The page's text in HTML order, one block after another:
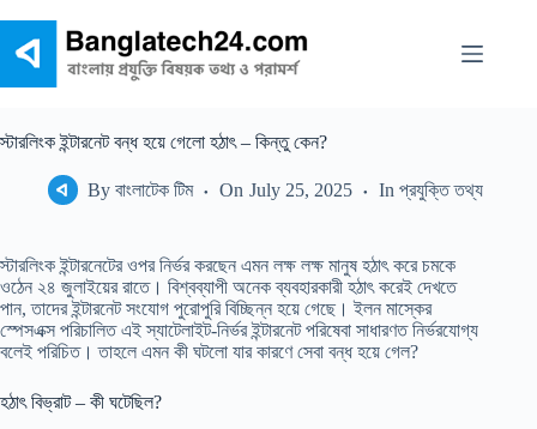
content
স্টারলিংক ইন্টারনেট বন্ধ হয়ে গেলো হঠাৎ – কিন্তু কেন?
By বাংলাটেক টিম On July 25, 2025 In প্রযুক্তি তথ্য
স্টারলিংক ইন্টারনেটের ওপর নির্ভর করছেন এমন লক্ষ লক্ষ মানুষ হঠাৎ করে চমকে
ওঠেন ২৪ জুলাইয়ের রাতে। বিশ্বব্যাপী অনেক ব্যবহারকারী হঠাৎ করেই দেখতে
পান, তাদের ইন্টারনেট সংযোগ পুরোপুরি বিচ্ছিন্ন হয়ে গেছে। ইলন মাস্কের
স্পেসএক্স পরিচালিত এই স্যাটেলাইট-নির্ভর ইন্টারনেট পরিষেবা সাধারণত নির্ভরযোগ্য
বলেই পরিচিত। তাহলে এমন কী ঘটলো যার কারণে সেবা বন্ধ হয়ে গেল?
হঠাৎ বিভ্রাট – কী ঘটেছিল?